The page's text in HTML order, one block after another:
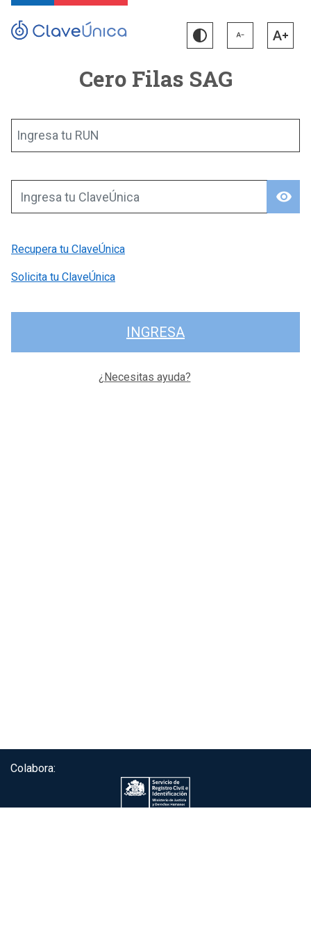
Cero Filas SAG
Ingresa tu RUN
visibility
Ingresa tu ClaveÚnica
Recupera tu ClaveÚnica
Solicita tu ClaveÚnica
INGRESA
¿Necesitas ayuda?
Colabora: